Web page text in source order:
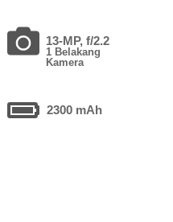
13-MP, f/2.2
1 Belakang
Kamera
2300 mAh